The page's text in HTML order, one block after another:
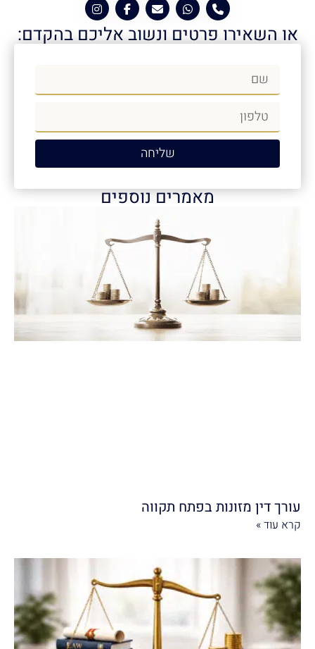
או השאירו פרטים ונשוב אליכם בהקדם:
שליחה
מאמרים נוספים
עורך דין מזונות בפתח תקווה
קרא עוד »